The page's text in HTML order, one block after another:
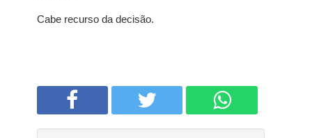
Cabe recurso da decisão.